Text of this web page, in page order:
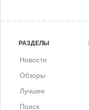
РАЗДЕЛЫ
Новости
Обзоры
Лучшее
Поиск